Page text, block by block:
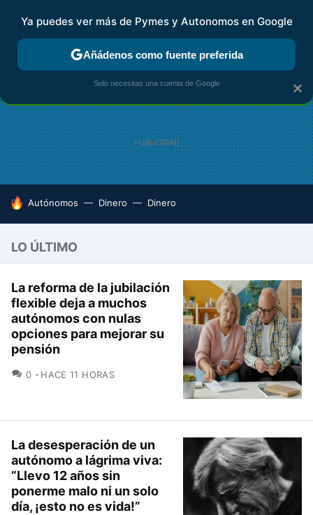
FISCALIDAD Y CONTABILIDAD KIT DIGITAL RENTA
HOY SE HABLA DE
Autónomos Dinero Dinero
LO ÚLTIMO
La reforma de la jubilación
flexible deja a muchos
autónomos con nulas
opciones para mejorar su
pensión
0 COMENTARIOS
HACE 11 HORAS
La desesperación de un
autónomo a lágrima viva:
“Llevo 12 años sin
ponerme malo ni un solo
día, ¡esto no es vida!”
×
Ya puedes ver más de Pymes y Autonomos en Google
Añádenos como fuente preferida
Solo necesitas una cuenta de Google